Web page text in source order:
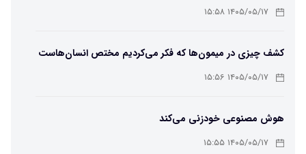
باکتریایی»
۱۴۰۵/۰۵/۱۷ ۱۵:۵۸
کشف چیزی در میمون‌ها که فکر می‌کردیم مختص انسان‌هاست
۱۴۰۵/۰۵/۱۷ ۱۵:۵۶
هوش مصنوعی خودزنی می‌کند
۱۴۰۵/۰۵/۱۷ ۱۵:۵۵